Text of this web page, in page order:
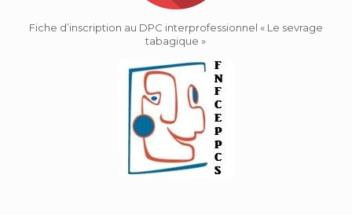
Fiche d’inscription au DPC interprofessionnel « Le sevrage
tabagique »